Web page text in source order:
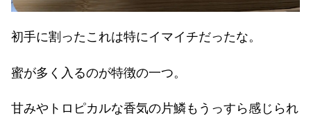
初手に割ったこれは特にイマイチだったな。
蜜が多く入るのが特徴の一つ。
甘みやトロピカルな香気の片鱗もうっすら感じられ